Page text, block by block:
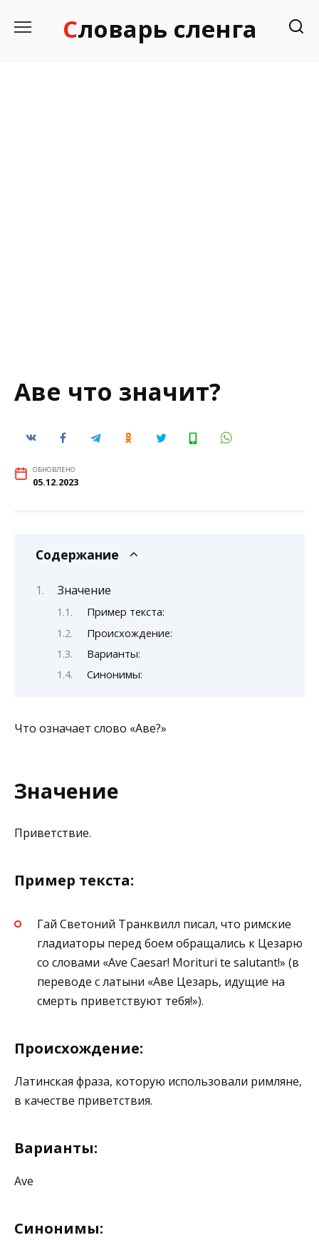
Словарь сленга
Аве что значит?
ОБНОВЛЕНО
05.12.2023
Содержание
Значение
Пример текста:
Происхождение:
Варианты:
Синонимы:
Что означает слово «Аве?»
Значение
Приветствие.
Пример текста:
Гай Светоний Транквилл писал, что римские
гладиаторы перед боем обращались к Цезарю
со словами «Ave Caesar! Morituri te salutant!» (в
переводе с латыни «Аве Цезарь, идущие на
смерть приветствуют тебя!»).
Происхождение:
Латинская фраза, которую использовали римляне,
в качестве приветствия.
Варианты:
Ave
Синонимы: